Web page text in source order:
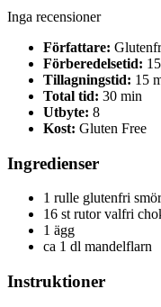
Inga recensioner
Författare:
Förberedelsetid:
Tillagningstid: 15
Total tid: 30 min
Utbyte: 8
Kost: Gluten Free
Ingredienser
1 rulle glutenfri
16 st rutor valfri
1 ägg
ca 1 dl mandelflarn
Instruktioner